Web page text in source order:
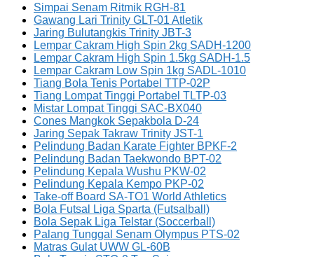
Simpai Senam Ritmik RGH-81
Gawang Lari Trinity GLT-01 Atletik
Jaring Bulutangkis Trinity JBT-3
Lempar Cakram High Spin 2kg SADH-1200
Lempar Cakram High Spin 1.5kg SADH-1.5
Lempar Cakram Low Spin 1kg SADL-1010
Tiang Bola Tenis Portabel TTP-02P
Tiang Lompat Tinggi Portabel TLTP-03
Mistar Lompat Tinggi SAC-BX040
Cones Mangkok Sepakbola D-24
Jaring Sepak Takraw Trinity JST-1
Pelindung Badan Karate Fighter BPKF-2
Pelindung Badan Taekwondo BPT-02
Pelindung Kepala Wushu PKW-02
Pelindung Kepala Kempo PKP-02
Take-off Board SA-TO1 World Athletics
Bola Futsal Liga Sparta (Futsalball)
Bola Sepak Liga Telstar (Soccerball)
Palang Tunggal Senam Olympus PTS-02
Matras Gulat UWW GL-60B